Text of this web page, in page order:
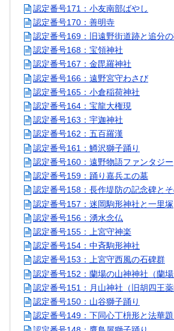
認定番号171：小友南部ばやし
認定番号170：善明寺
認定番号169：旧遠野街道跡と追分
認定番号168：宝領神社
認定番号167：金毘羅神社
認定番号166：遠野宮守わさび
認定番号165：小倉稲荷神社
認定番号164：宝龍大権現
認定番号163：宇迦神社
認定番号162：五百羅漢
認定番号161：鱒沢獅子踊り
認定番号160：遠野物語ファンタジー
認定番号159：踊り嘉兵エの墓
認定番号158：長作堤防の記念碑と
認定番号157：迷岡駒形神社と一里塚
認定番号156：湧水念仏
認定番号155：上宮守神楽
認定番号154：中斉駒形神社
認定番号153：上宮守西風の石碑群
認定番号152：蘭場の山神神社（蘭場
認定番号151：月山神社（旧胡四王薬
認定番号150：山谷獅子踊り
認定番号149：下同心丁枡形と法華